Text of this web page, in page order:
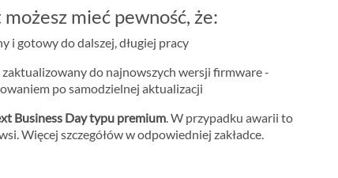
mieć pewność, że:
i gotowy do dalszej, długiej pracy
do najnowszych wersji firmware -
po samodzielnej aktualizacji
Business Day typu premium . W przypadku awarii to
Więcej szczegółów w odpowiedniej zakładce.